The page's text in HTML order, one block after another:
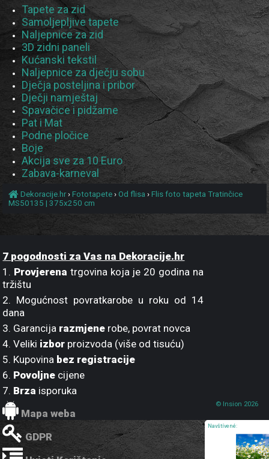
Tapete za zid
Samoljepljive tapete
Naljepnice za zid
3D zidni paneli
Kućanski tekstil
Naljepnice za dječju sobu
Dječja posteljina i pribor
Dječji namještaj
Spavačice i pidžame
Pat i Mat
Podne pločice
Boje
Akcija sve za 10 Euro
Zabava-karneval
Dekoracije.hr›Fototapete › Od flisa ›Flis foto tapeta Tratinčice
MS50135 | 375x250 cm
7 pogodnosti za Vas na Dekoracije.hr
1. Provjerena trgovina koja je 20 godina na
tržištu
2. Mogućnost povratkarobe u roku od 14
dana
3. Garancija razmjene robe, povrat novca
4. Veliki izbor proizvoda (više od tisuću)
5. Kupovina bez registracije
6. Povoljne cijene
7. Brza isporuka
Mapa weba
GDPR
© Insion 2026
Navštívené: